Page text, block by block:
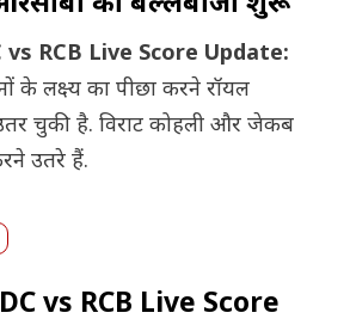
vs RCB Live Score Update:
के लक्ष्य का पीछा करने रॉयल
चुकी है. विराट कोहली और जेकब
उतरे हैं.
vs RCB Live Score